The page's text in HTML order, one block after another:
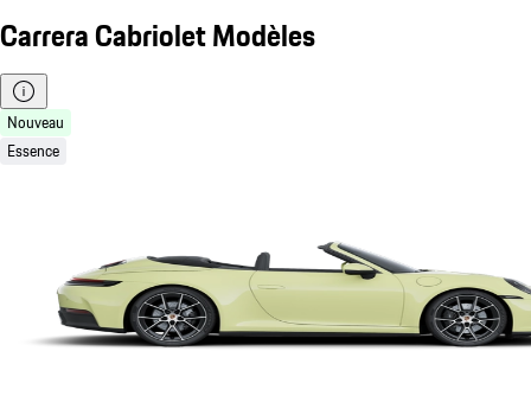
Carrera Cabriolet Modèles
Nouveau
Essence